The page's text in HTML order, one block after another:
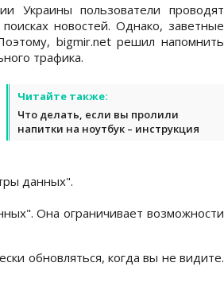
Украины пользователи проводят
новостей. Однако, заветные
bigmir.net решил напомнить
трафика.
Читайте также:
Что делать, если вы пролили
напитки на ноутбук – инструкция
данных".
Она ограничивает возможности
обновляться, когда вы не видите.